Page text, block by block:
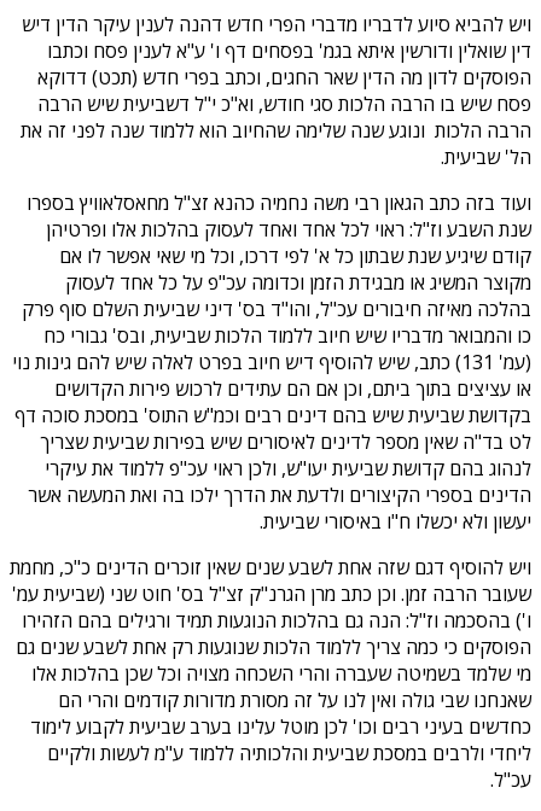
ויש להביא סיוע לדבריו מדברי הפרי חדש דהנה לענין עיקר הדין דיש
דין שואלין ודורשין איתא בגמ' בפסחים דף ו' ע"א לענין פסח וכתבו
הפוסקים לדון מה הדין שאר החגים, וכתב בפרי חדש (תכט) דדוקא
פסח שיש בו הרבה הלכות סגי חודש, וא"כ י"ל דשביעית שיש הרבה
הרבה הלכות ונוגע שנה שלימה שהחיוב הוא ללמוד שנה לפני זה את
הל' שביעית.
ועוד בזה כתב הגאון רבי משה נחמיה כהנא זצ"ל מחאסלאוויץ בספרו
שנת השבע וז"ל: ראוי לכל אחד ואחד לעסוק בהלכות אלו ופרטיהן
קודם שיגיע שנת שבתון כל א' לפי דרכו, וכל מי שאי אפשר לו אם
מקוצר המשיג או מבגידת הזמן וכדומה עכ"פ על כל אחד לעסוק
בהלכה מאיזה חיבורים עכ"ל, והו"ד בס' דיני שביעית השלם סוף פרק
כו והמבואר מדבריו שיש חיוב ללמוד הלכות שביעית, ובס' גבורי כח
(עמ' 131) כתב, שיש להוסיף דיש חיוב בפרט לאלה שיש להם גינות נוי
או עציצים בתוך ביתם, וכן אם הם עתידים לרכוש פירות הקדושים
בקדושת שביעית שיש בהם דינים רבים וכמ"ש התוס' במסכת סוכה דף
לט בד"ה שאין מספר לדינים לאיסורים שיש בפירות שביעית שצריך
לנהוג בהם קדושת שביעית יעו"ש, ולכן ראוי עכ"פ ללמוד את עיקרי
הדינים בספרי הקיצורים ולדעת את הדרך ילכו בה ואת המעשה אשר
יעשון ולא יכשלו ח"ו באיסורי שביעית.
ויש להוסיף דגם שזה אחת לשבע שנים שאין זוכרים הדינים כ"כ, מחמת
שעובר הרבה זמן. וכן כתב מרן הגרנ"ק זצ"ל בס' חוט שני (שביעית עמ'
ו') בהסכמה וז"ל: הנה גם בהלכות הנוגעות תמיד ורגילים בהם הזהירו
הפוסקים כי כמה צריך ללמוד הלכות שנוגעות רק אחת לשבע שנים גם
מי שלמד בשמיטה שעברה והרי השכחה מצויה וכל שכן בהלכות אלו
שאנחנו שבי גולה ואין לנו על זה מסורת מדורות קודמים והרי הם
כחדשים בעיני רבים וכו' לכן מוטל עלינו בערב שביעית לקבוע לימוד
ליחדי ולרבים במסכת שביעית והלכותיה ללמוד ע"מ לעשות ולקיים
עכ"ל.